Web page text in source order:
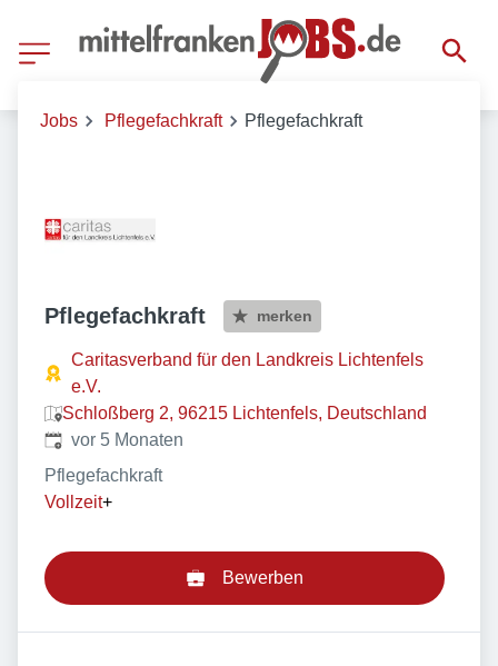
Jobs Pflegefachkraft Pflegefachkraft
Pflegefachkraft merken
Caritasverband für den Landkreis Lichtenfels
e.V.
Schloßberg 2, 96215 Lichtenfels, Deutschland
Veröffentlicht:
vor 5 Monaten
Pflegefachkraft
Vollzeit+
Bewerben